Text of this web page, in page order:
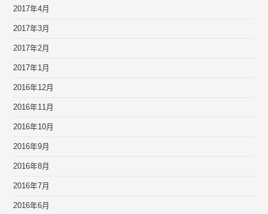
2017年4月
2017年3月
2017年2月
2017年1月
2016年12月
2016年11月
2016年10月
2016年9月
2016年8月
2016年7月
2016年6月